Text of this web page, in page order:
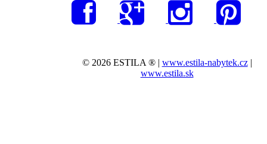
© 2026 ESTILA ® | www.estila-nabytek.cz|
www.estila.sk